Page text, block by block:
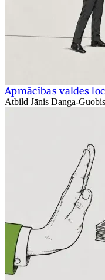
Apmācības valdes
Atbild Jānis Danga-Guobis